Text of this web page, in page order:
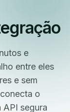
e
entre eles
e sem
o
segura